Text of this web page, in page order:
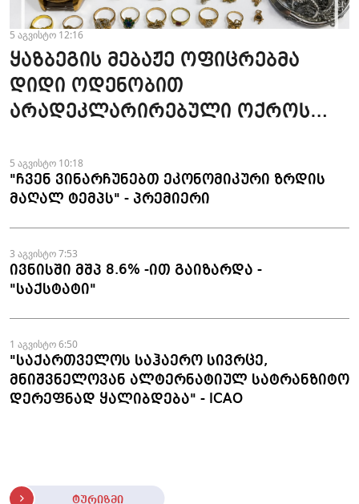
5 აგვისტო 12:16
ყაზბეგის მებაჟე ოფიცრებმა
დიდი ოდენობით
არადეკლარირებული ოქროს
ფაქტები აღკვეთეს
5 აგვისტო 10:18
"ჩვენ ვინარჩუნებთ ეკონომიკური ზრდის
მაღალ ტემპს" - პრემიერი
3 აგვისტო 7:53
ივნისში მშპ 8.6% -ით გაიზარდა -
"საქსტატი"
1 აგვისტო 6:50
"საქართველოს საჰაერო სივრცე,
მნიშვნელოვან ალტერნატიულ სატრანზიტო
დერეფნად ყალიბდება" - ICAO
ტურიზმი